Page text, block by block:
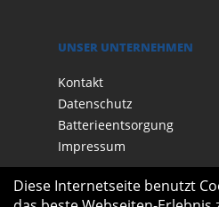
UNSER UNTERNEHMEN
Kontakt
Datenschutz
Batterieentsorgung
Impressum
Diese Internetseite benutzt